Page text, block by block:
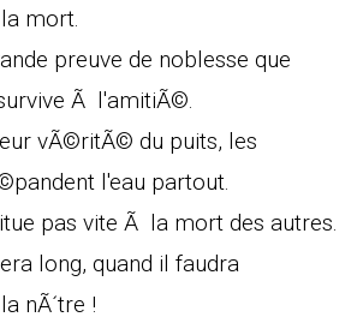
mort.
preuve de noblesse que
Ã l'amitiÃ©.
vÃ©ritÃ© du puits, les
l'eau partout.
pas vite Ã la mort des autres.
long, quand il faudra
nÃ´tre !